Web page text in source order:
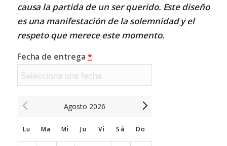
causa la partida de un ser querido. Este diseño
es una manifestación de la solemnidad y el
respeto que merece este momento.
Fecha de entrega*:
Agosto 2026
Lu Ma Mi Ju Vi Sá Do